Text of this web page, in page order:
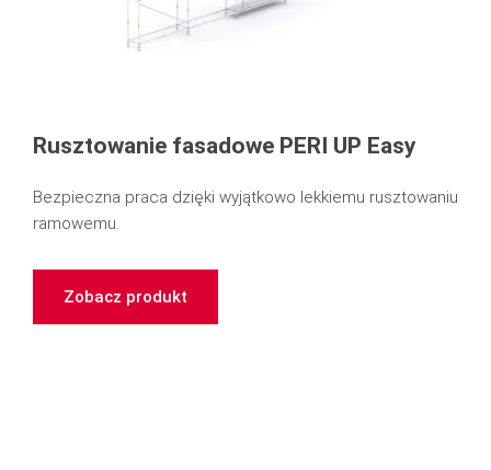
Rusztowanie fasadowe PERI UP Easy
Bezpieczna praca dzięki wyjątkowo lekkiemu rusztowaniu
ramowemu.
Zobacz produkt